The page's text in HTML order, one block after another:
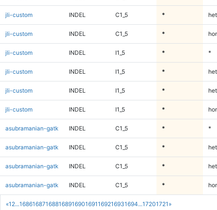
«1 2...168616871688168916901691169216931694...17201721 »
jli-custom INDEL C1_5 *
jli-custom INDEL C1_5 *
jli-custom INDEL I1_5 * *
jli-custom INDEL I1_5 * het
jli-custom INDEL I1_5 *
jli-custom INDEL I1_5 *
asubramanian-gatk INDEL C1_5 * *
asubramanian-gatk INDEL C1_5 * het
asubramanian-gatk INDEL C1_5 *
asubramanian-gatk INDEL C1_5 *